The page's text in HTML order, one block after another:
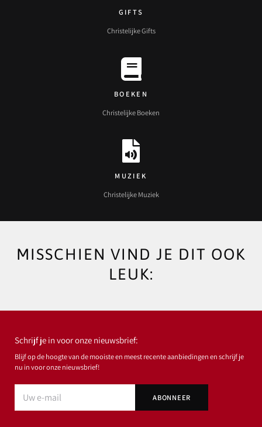
GIFTS
Christelijke Gifts
BOEKEN
Christelijke Boeken
MUZIEK
Christelijke Muziek
MISSCHIEN VIND JE DIT OOK
LEUK:
Schrijf je in voor onze nieuwsbrief:
Blijf op de hoogte van de mooiste en meest recente aanbiedingen en schrijf je
nu in voor onze nieuwsbrief!